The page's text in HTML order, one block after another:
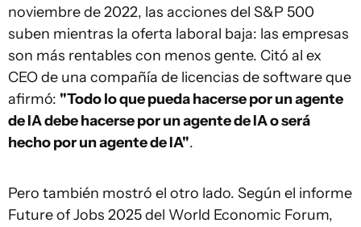
noviembre de 2022, las acciones del S&P 500
suben mientras la oferta laboral baja: las empresas
son más rentables con menos gente. Citó al ex
CEO de una compañía de licencias de software que
afirmó: "Todo lo que pueda hacerse por un agente
de IA debe hacerse por un agente de IA o será
hecho por un agente de IA".
Pero también mostró el otro lado. Según el informe
Future of Jobs 2025 del World Economic Forum,